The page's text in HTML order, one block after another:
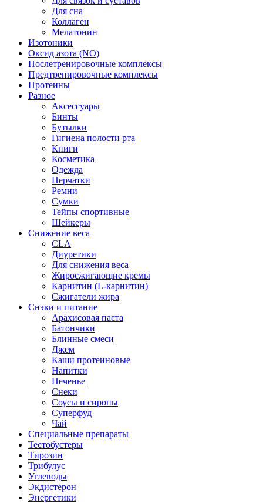
Для сна
Коллаген
Мелатонин
Изотоники
Оксид азота (NO)
Послетренировочные комплексы
Предтренировочные комплексы
Протеины
Разное
Аксессуары
Бинты
Бутылки
Гигиена полости рта
Книги
Косметика
Одежда
Перчатки
Ремни
Сумки
Тейпы спортивные
Шейкеры
Снижение веса
CLA
Диуретики
Для снижения веса
Жиросжигающие кремы
Карнитин (L-карнитин)
Сжигатели жира
Снэки и питание
Арахисовая паста
Батончики
Блинные смеси
Джем
Каши протеиновые
Напитки
Печенье
Снеки
Соусы и сиропы
Суперфуд
Чай
Специальные препараты
Тестобустеры
Тирозин
Трибулус
Углеводы
Экдистерон
Энергетики